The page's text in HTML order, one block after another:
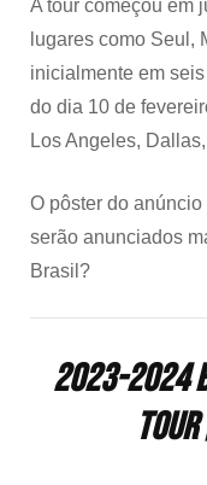
A tour começou em
lugares como Seul,
inicialmente em
do dia 10 de
Los Angeles,
O pôster do
serão anunciados
Brasil?
2023-2024